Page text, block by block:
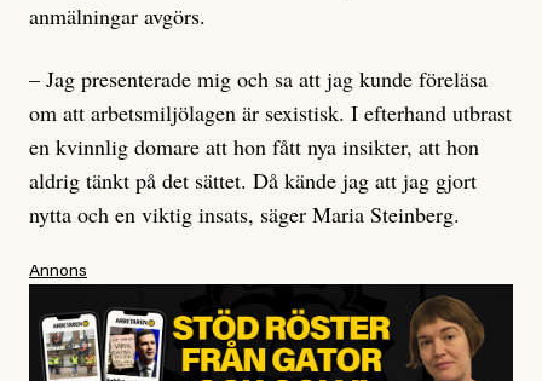
anmälningar avgörs.
– Jag presenterade mig och sa att jag kunde föreläsa
om att arbetsmiljölagen är sexistisk. I efterhand utbrast
en kvinnlig domare att hon fått nya insikter, att hon
aldrig tänkt på det sättet. Då kände jag att jag gjort
nytta och en viktig insats, säger Maria Steinberg.
Annons